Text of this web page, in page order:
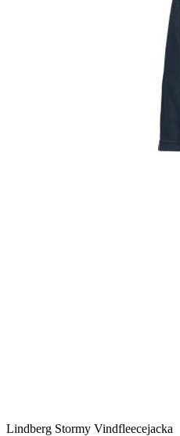
Lindberg Stormy Vindfleecejacka